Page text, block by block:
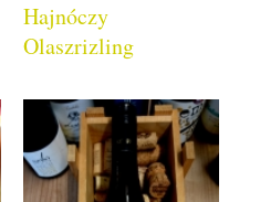
Hajnóczy
Olaszrizling